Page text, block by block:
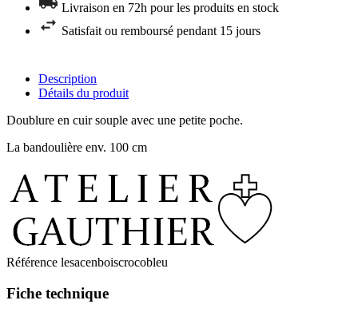
Livraison en 72h pour les produits en stock
Satisfait ou remboursé pendant 15 jours
Description
Détails du produit
Doublure en cuir souple avec une petite poche.
La bandoulière env. 100 cm
Référence lesacenboiscrocobleu
Fiche technique